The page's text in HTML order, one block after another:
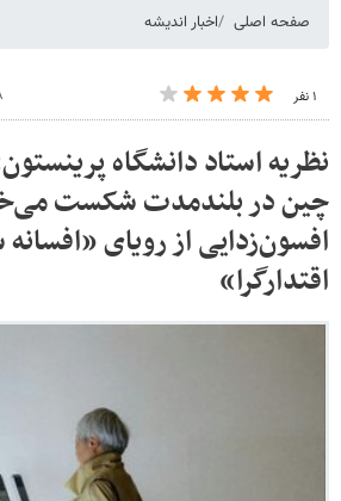
صفحه اصلی اخبار اندیشه
۱ نفر ۱۸
نظریه استاد دانشگاه
چین در بلندمدت شکست
افسون‌زدایی از رویای
اقتدارگرا»